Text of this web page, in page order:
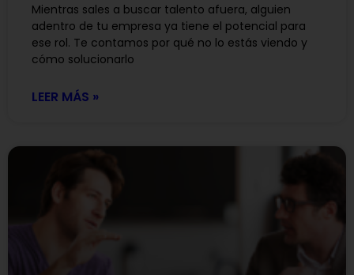
Mientras sales a buscar talento afuera, alguien
adentro de tu empresa ya tiene el potencial para
ese rol. Te contamos por qué no lo estás viendo y
cómo solucionarlo
LEER MÁS »